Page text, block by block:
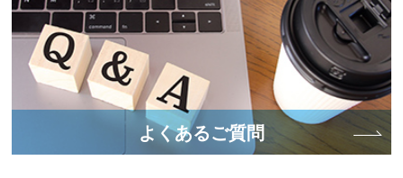
提供いたします。
上記の利用目的に付随する目的
第4条（利用目的の変更）
当社は，利用目的が変更前と関連性を有すると
合理的に認められる場合に限り，個人情報の利
よくあるご質問